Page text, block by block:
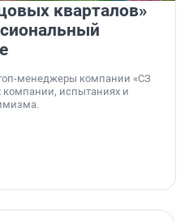
кварталов»
менеджеры компании «СЗ
компании, испытаниях и